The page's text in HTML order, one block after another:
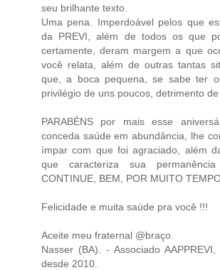
seu brilhante texto.
Uma pena. Imperdoável pelos que
da PREVI, além de todos os que
certamente, deram margem a que
você relata, além de outras tantas
que, a boca pequena, se sabe ter
privilégio de uns poucos, detrimento de
PARABÉNS por mais esse
conceda saúde em abundância, lhe
ímpar com que foi agraciado, além
que caracteriza sua
CONTINUE, BEM, POR MUITO
Felicidade e muita saúde pra você !!!
Aceite meu fraternal @braço.
Nasser (BA). - Associado
desde 2010.